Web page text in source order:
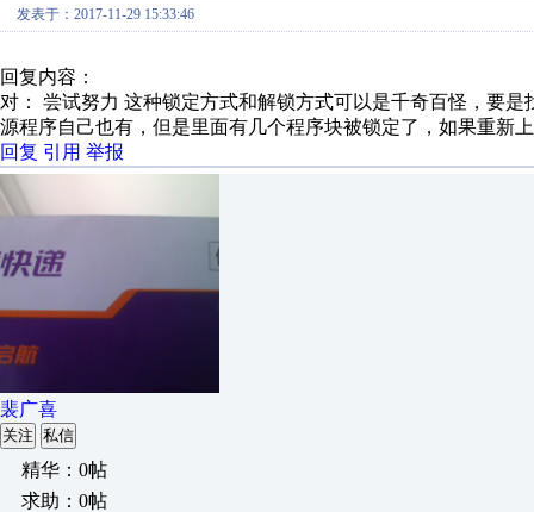
发表于：2017-11-29 15:33:46
回复内容：
对： 尝试努力 这种锁定方式和解锁方式可以是千奇百怪，要是
源程序自己也有，但是里面有几个程序块被锁定了，如果重新
回复 引用 举报
裴广喜
关注 私信
精华：0帖
求助：0帖